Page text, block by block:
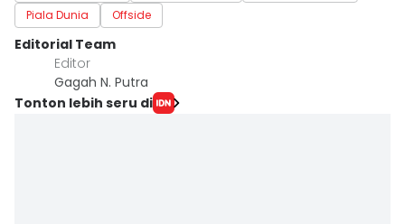
Piala Dunia
Offside
Editorial Team
Editor
Gagah N. Putra
Tonton lebih seru di